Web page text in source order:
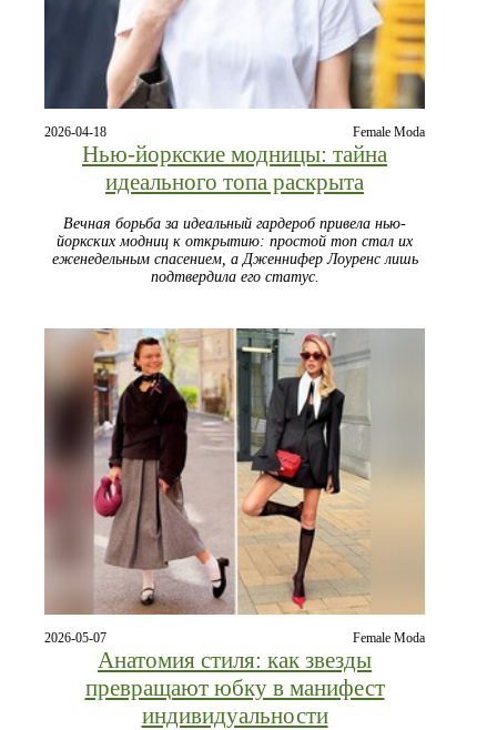
2026-04-18 Female Moda
Нью-йоркские модницы: тайна
идеального топа раскрыта
Вечная борьба за идеальный гардероб привела нью-
йоркских модниц к открытию: простой топ стал их
еженедельным спасением, а Дженнифер Лоуренс лишь
подтвердила его статус.
2026-05-07 Female Moda
Анатомия стиля: как звезды
превращают юбку в манифест
индивидуальности